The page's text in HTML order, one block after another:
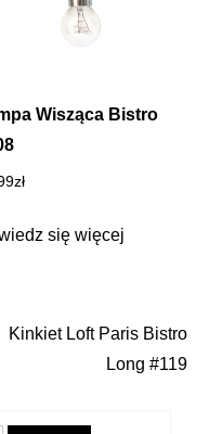
Wisząca Bistro
zł
się więcej
Kinkiet Loft Paris Bistro
Long #119